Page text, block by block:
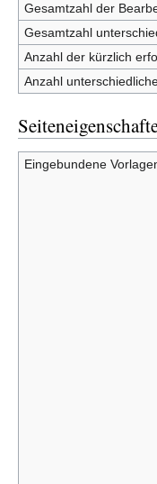
Gesamtzahl der
Gesamtzahl
Anzahl der kürzlich
Anzahl
Eingebundene